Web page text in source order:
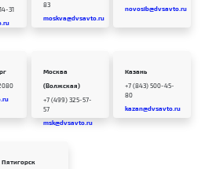
31
83
moskva@dvsavto.ru
novosib@dvsavto.ru
Москва
(Волжская)
+7 (499) 325-57-
57
msk@dvsavto.ru
Казань
+7 (843) 500-45-
80
kazan@dvsavto.ru
Пятигорск